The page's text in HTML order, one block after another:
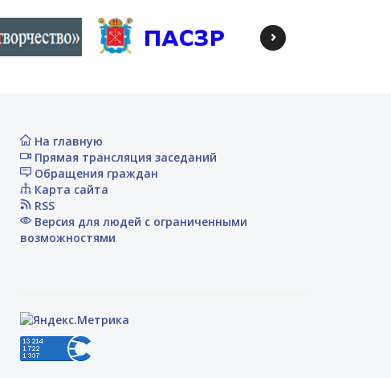
На главную
Прямая трансляция заседаний
Обращения граждан
Карта сайта
RSS
Версия для людей с ограниченными
возможностями